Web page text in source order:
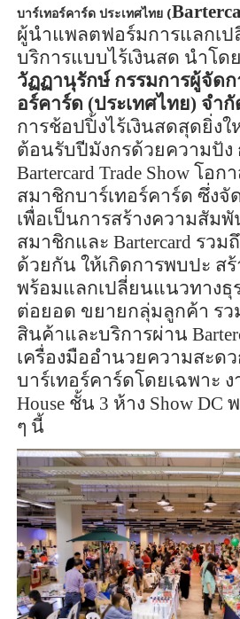
บาร์เทอร์คาร์ด ประเทศไทย (
ผู้นำแพลตฟอร์มการแลกเ
บริการแบบไร้เงินสด นำโดย
วัฏฏานุรักษ์ กรรมการผู้จัดก
อร์คาร์ด (ประเทศไทย) จำกั
การช้อปปิ้งไร้เงินสดสุดยิ่ง
ต้อนรับปีมังกรด้วยความปัง
Bartercard Trade Show โอก
สมาชิกบาร์เทอร์คาร์ด ซึ่งจั
เพื่อเป็นการสร้างความสัม
สมาชิกและ Bartercard รวม
ด้วยกัน ให้เกิดการพบปะ สร้
พร้อมแลกเปลี่ยนแนวทางธุ
ต่อยอด ขยายกลุ่มลูกค้า รว
สินค้าและบริการผ่าน
เครื่องมืออำนวยความสะด
บาร์เทอร์คาร์ดโดยเฉพาะ
House ชั้น 3 ห้าง Show DC
ๆ นี้